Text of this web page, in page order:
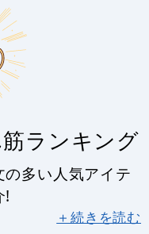
ランキング
多い人気アイテ
!
＋続きを読む